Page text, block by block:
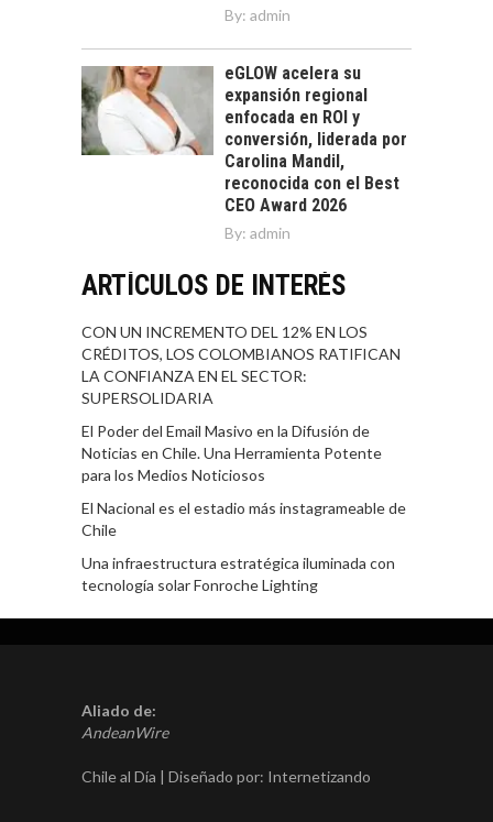
By: admin
eGLOW acelera su
expansión regional
enfocada en ROI y
conversión, liderada por
Carolina Mandil,
reconocida con el Best
CEO Award 2026
By: admin
ARTÍCULOS DE INTERÉS
CON UN INCREMENTO DEL 12% EN LOS
CRÉDITOS, LOS COLOMBIANOS RATIFICAN
LA CONFIANZA EN EL SECTOR:
SUPERSOLIDARIA
El Poder del Email Masivo en la Difusión de
Noticias en Chile. Una Herramienta Potente
para los Medios Noticiosos
El Nacional es el estadio más instagrameable de
Chile
Una infraestructura estratégica iluminada con
tecnología solar Fonroche Lighting
Aliado de:
AndeanWire
Chile al Día | Diseñado por: Internetizando